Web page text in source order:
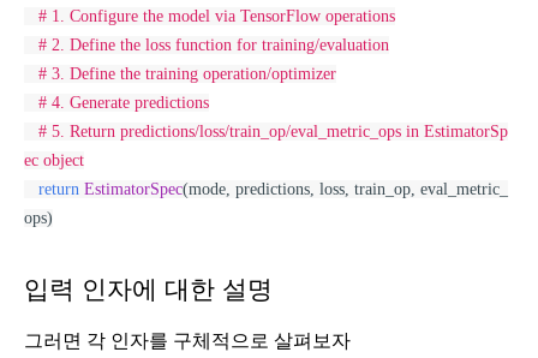
# 1. Configure the model via TensorFlow operations
# 2. Define the loss function for training/evaluation
# 3. Define the training operation/optimizer
# 4. Generate predictions
# 5. Return predictions/loss/train_op/eval_metric_ops in EstimatorSp
ec object
return EstimatorSpec(mode, predictions, loss, train_op, eval_metric_
ops)
입력 인자에 대한 설명
그러면 각 인자를 구체적으로 살펴보자